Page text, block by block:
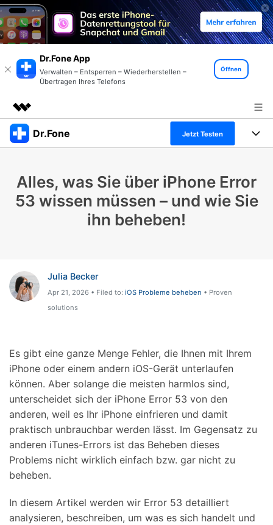
Dr.Fone App
Verwalten – Entsperren – Wiederherstellen –
Übertragen Ihres Telefons
Öffnen
Top-Produkte
Dienstprogramme
Überblick
Lösungen
Über uns
Support
Dr.Fone Jetzt Testen
Alles-in-einem-Toolkit
Weitere Tools und Apps
Lösungen
Entdecken Sie weitere Dr.Fone-Lösungen
Lernen und Unterstützung
Hilfe und Unterstützung erhalten
DOWNLOAD Anmelden
Alles, was Sie über iPhone Error
53 wissen müssen – und wie Sie
ihn beheben!
Julia Becker
Apr 21, 2026 • Filed to: iOS Probleme beheben • Proven
solutions
Es gibt eine ganze Menge Fehler, die Ihnen mit Ihrem
iPhone oder einem andern iOS-Gerät unterlaufen
können. Aber solange die meisten harmlos sind,
unterscheidet sich der iPhone Error 53 von den
anderen, weil es Ihr iPhone einfrieren und damit
praktisch unbrauchbar werden lässt. Im Gegensatz zu
anderen iTunes-Errors ist das Beheben dieses
Problems nicht wirklich einfach bzw. gar nicht zu
beheben.
In diesem Artikel werden wir Error 53 detailliert
analysieren, beschreiben, um was es sich handelt und